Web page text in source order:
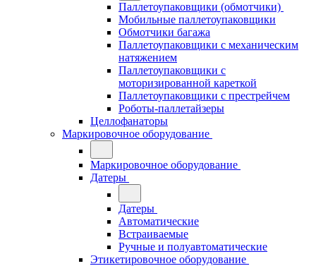
Паллетоупаковщики (обмотчики)
Мобильные паллетоупаковщики
Обмотчики багажа
Паллетоупаковщики с механическим
натяжением
Паллетоупаковщики с
моторизированной кареткой
Паллетоупаковщики с престрейчем
Роботы-паллетайзеры
Целлофанаторы
Маркировочное оборудование
Маркировочное оборудование
Датеры
Датеры
Автоматические
Встраиваемые
Ручные и полуавтоматические
Этикетировочное оборудование